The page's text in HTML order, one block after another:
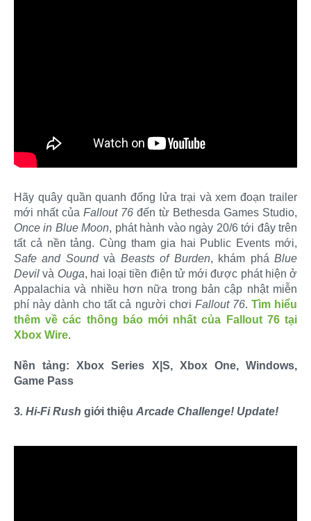
Hãy quây quần quanh đống lửa trại và xem đoạn trailer
mới nhất của Fallout 76 đến từ Bethesda Games Studio,
Once in Blue Moon, phát hành vào ngày 20/6 tới đây trên
tất cả nền tảng. Cùng tham gia hai Public Events mới,
Safe and Soundvà Beasts of Burden, khám pháBlue
Devil và Ouga, hai loại tiền điện tử mới được phát hiện ở
Appalachia và nhiều hơn nữa trong bản cập nhật miễn
phí này dành cho tất cả người chơi Fallout 76. Tìm hiểu
thêm về các thông báo mới nhất của Fallout 76 tại
Xbox Wire.
Nền tảng: Xbox Series X|S, Xbox One, Windows,
Game Pass
3. Hi-Fi Rush giới thiệu Arcade Challenge! Update!